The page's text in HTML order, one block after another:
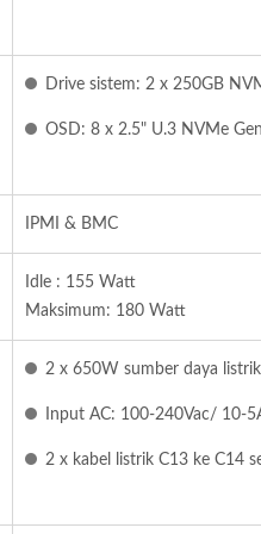
Drive sistem: 2 x 250GB
OSD: 8 x 2.5" U.3 NVMe
IPMI & BMC
Idle : 155 Watt
Maksimum: 180 Watt
2 x 650W sumber daya
Input AC: 100-240Vac/ 10-
2 x kabel listrik C13 ke C14
Manajer UVS